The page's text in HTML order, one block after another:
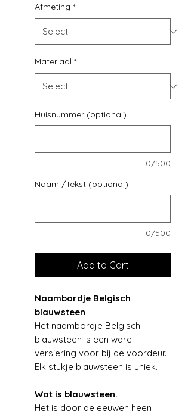
Afmeting *
Materiaal *
Huisnummer (optional)
0/500
Naam /Tekst (optional)
0/500
Add to Cart
Naambordje Belgisch
blauwsteen
Het naambordje Belgisch
blauwsteen is een ware
versiering voor bij de voordeur.
Elk stukje blauwsteen is uniek.
Wat is blauwsteen.
Het is door de eeuwen heen